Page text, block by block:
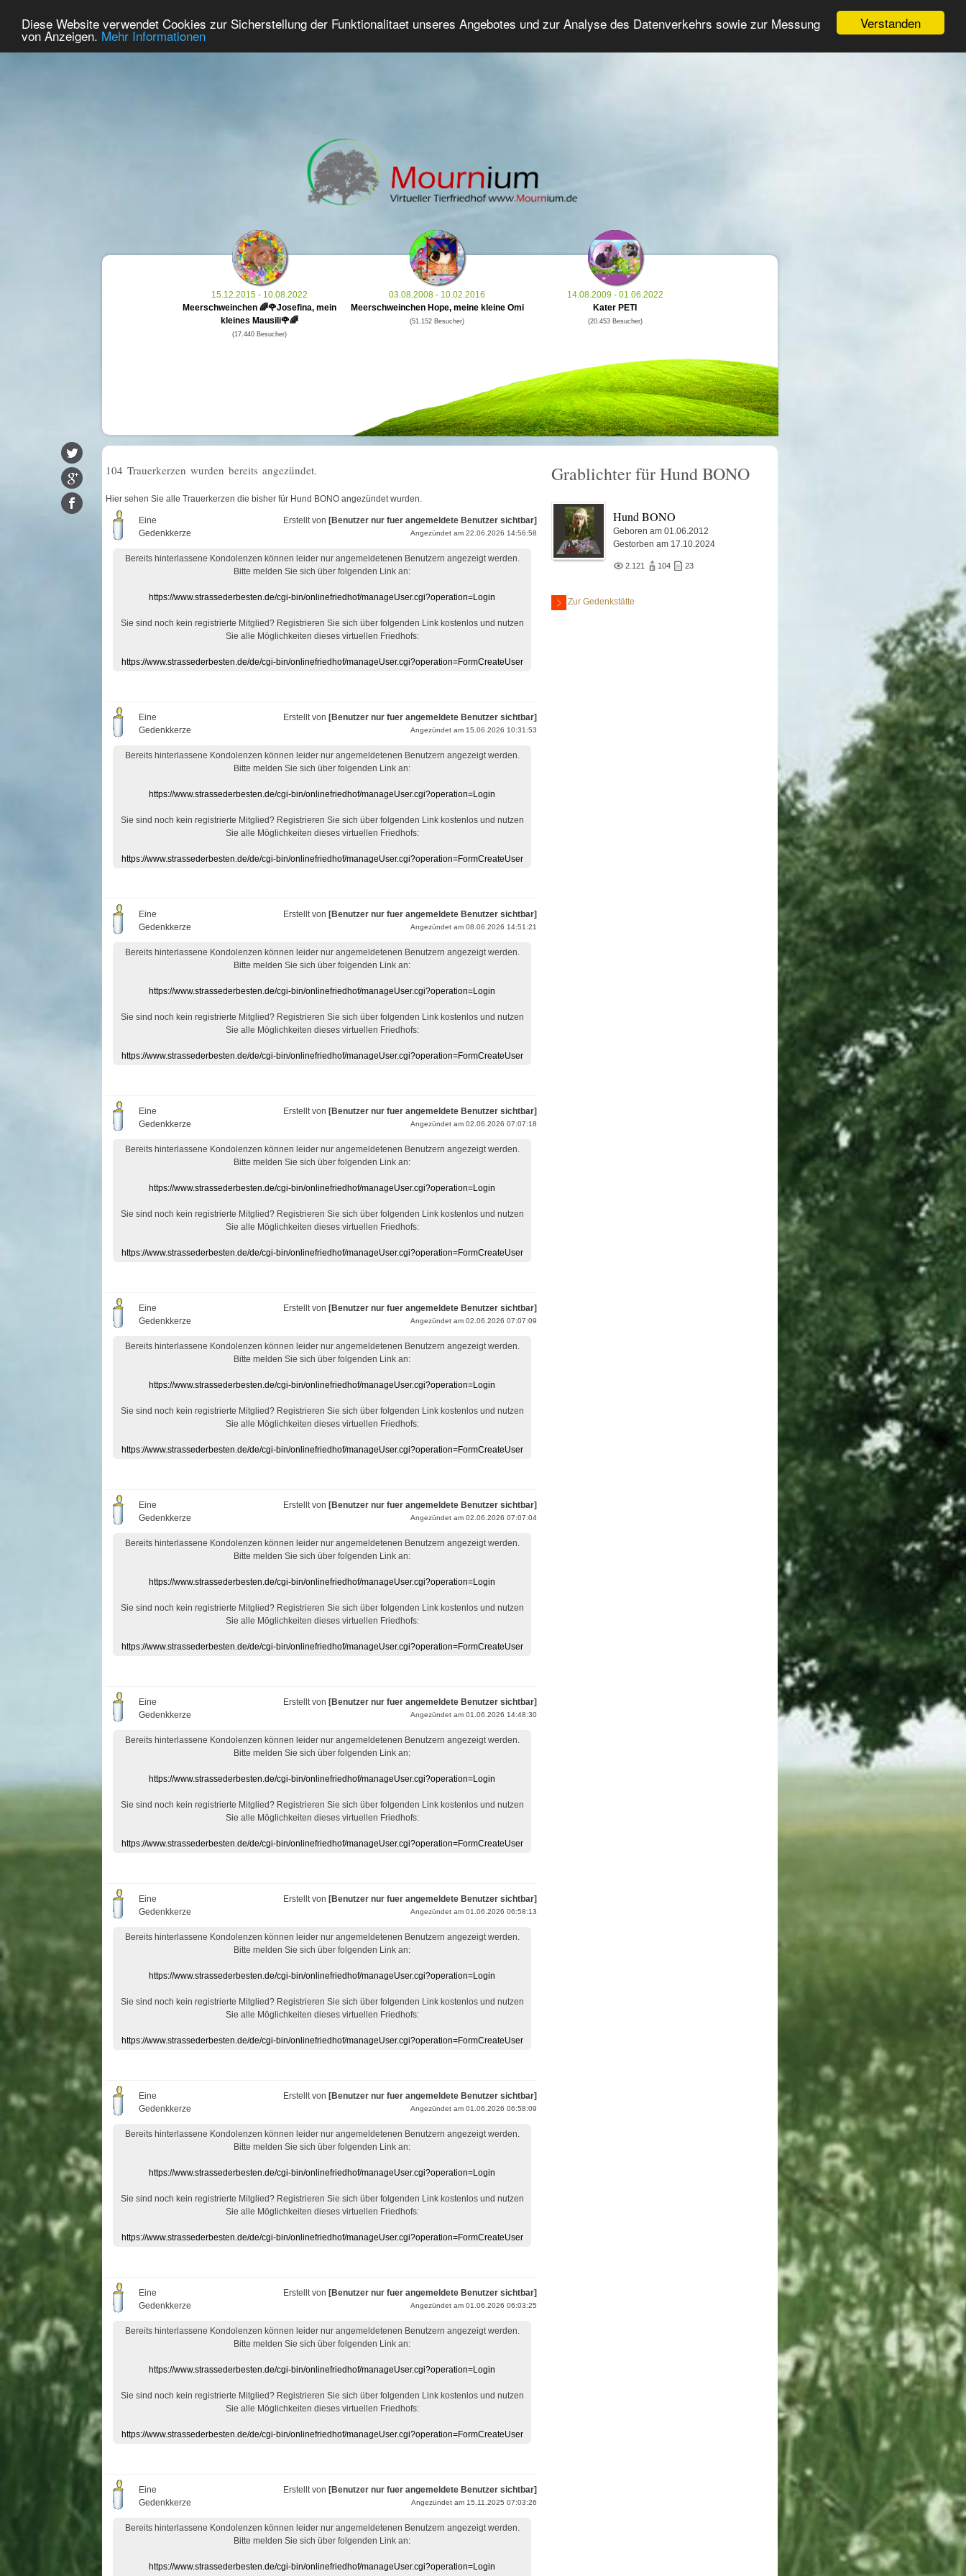
Verstanden
Diese Website verwendet Cookies zur Sicherstellung der Funktionalitaet unseres Angebotes und zur Analyse des Datenverkehrs sowie zur Messung
von Anzeigen. Mehr Informationen
Home Premium Gedenken Tierforum Erweiterte Suche Anmelden
15.12.2015 - 10.08.2022
Meerschweinchen 🌈🌹Josefina, mein
kleines Mausili🌹🌈
(17.440 Besucher)
03.08.2008 - 10.02.2016
Meerschweinchen Hope, meine kleine Omi
(51.152 Besucher)
14.08.2009 - 01.06.2022
Kater PETI
(20.453 Besucher)
104 Trauerkerzen wurden bereits angezündet.
Hier sehen Sie alle Trauerkerzen die bisher für Hund BONO angezündet wurden.
Eine
Gedenkkerze
Erstellt von [Benutzer nur fuer angemeldete Benutzer sichtbar]
Angezündet am 22.06.2026 14:56:58
Bereits hinterlassene Kondolenzen können leider nur angemeldetenen Benutzern angezeigt werden.
Bitte melden Sie sich über folgenden Link an:
https://www.strassederbesten.de/cgi-bin/onlinefriedhof/manageUser.cgi?operation=Login
Sie sind noch kein registrierte Mitglied? Registrieren Sie sich über folgenden Link kostenlos und nutzen
Sie alle Möglichkeiten dieses virtuellen Friedhofs:
https://www.strassederbesten.de/de/cgi-bin/onlinefriedhof/manageUser.cgi?operation=FormCreateUser
Eine
Gedenkkerze
Erstellt von [Benutzer nur fuer angemeldete Benutzer sichtbar]
Angezündet am 15.06.2026 10:31:53
Bereits hinterlassene Kondolenzen können leider nur angemeldetenen Benutzern angezeigt werden.
Bitte melden Sie sich über folgenden Link an:
https://www.strassederbesten.de/cgi-bin/onlinefriedhof/manageUser.cgi?operation=Login
Sie sind noch kein registrierte Mitglied? Registrieren Sie sich über folgenden Link kostenlos und nutzen
Sie alle Möglichkeiten dieses virtuellen Friedhofs:
https://www.strassederbesten.de/de/cgi-bin/onlinefriedhof/manageUser.cgi?operation=FormCreateUser
Eine
Gedenkkerze
Erstellt von [Benutzer nur fuer angemeldete Benutzer sichtbar]
Angezündet am 08.06.2026 14:51:21
Bereits hinterlassene Kondolenzen können leider nur angemeldetenen Benutzern angezeigt werden.
Bitte melden Sie sich über folgenden Link an:
https://www.strassederbesten.de/cgi-bin/onlinefriedhof/manageUser.cgi?operation=Login
Sie sind noch kein registrierte Mitglied? Registrieren Sie sich über folgenden Link kostenlos und nutzen
Sie alle Möglichkeiten dieses virtuellen Friedhofs:
https://www.strassederbesten.de/de/cgi-bin/onlinefriedhof/manageUser.cgi?operation=FormCreateUser
Eine
Gedenkkerze
Erstellt von [Benutzer nur fuer angemeldete Benutzer sichtbar]
Angezündet am 02.06.2026 07:07:18
Bereits hinterlassene Kondolenzen können leider nur angemeldetenen Benutzern angezeigt werden.
Bitte melden Sie sich über folgenden Link an:
https://www.strassederbesten.de/cgi-bin/onlinefriedhof/manageUser.cgi?operation=Login
Sie sind noch kein registrierte Mitglied? Registrieren Sie sich über folgenden Link kostenlos und nutzen
Sie alle Möglichkeiten dieses virtuellen Friedhofs:
https://www.strassederbesten.de/de/cgi-bin/onlinefriedhof/manageUser.cgi?operation=FormCreateUser
Eine
Gedenkkerze
Erstellt von [Benutzer nur fuer angemeldete Benutzer sichtbar]
Angezündet am 02.06.2026 07:07:09
Bereits hinterlassene Kondolenzen können leider nur angemeldetenen Benutzern angezeigt werden.
Bitte melden Sie sich über folgenden Link an:
https://www.strassederbesten.de/cgi-bin/onlinefriedhof/manageUser.cgi?operation=Login
Sie sind noch kein registrierte Mitglied? Registrieren Sie sich über folgenden Link kostenlos und nutzen
Sie alle Möglichkeiten dieses virtuellen Friedhofs:
https://www.strassederbesten.de/de/cgi-bin/onlinefriedhof/manageUser.cgi?operation=FormCreateUser
Eine
Gedenkkerze
Erstellt von [Benutzer nur fuer angemeldete Benutzer sichtbar]
Angezündet am 02.06.2026 07:07:04
Bereits hinterlassene Kondolenzen können leider nur angemeldetenen Benutzern angezeigt werden.
Bitte melden Sie sich über folgenden Link an:
https://www.strassederbesten.de/cgi-bin/onlinefriedhof/manageUser.cgi?operation=Login
Sie sind noch kein registrierte Mitglied? Registrieren Sie sich über folgenden Link kostenlos und nutzen
Sie alle Möglichkeiten dieses virtuellen Friedhofs:
https://www.strassederbesten.de/de/cgi-bin/onlinefriedhof/manageUser.cgi?operation=FormCreateUser
Eine
Gedenkkerze
Erstellt von [Benutzer nur fuer angemeldete Benutzer sichtbar]
Angezündet am 01.06.2026 14:48:30
Bereits hinterlassene Kondolenzen können leider nur angemeldetenen Benutzern angezeigt werden.
Bitte melden Sie sich über folgenden Link an:
https://www.strassederbesten.de/cgi-bin/onlinefriedhof/manageUser.cgi?operation=Login
Sie sind noch kein registrierte Mitglied? Registrieren Sie sich über folgenden Link kostenlos und nutzen
Sie alle Möglichkeiten dieses virtuellen Friedhofs:
https://www.strassederbesten.de/de/cgi-bin/onlinefriedhof/manageUser.cgi?operation=FormCreateUser
Eine
Gedenkkerze
Erstellt von [Benutzer nur fuer angemeldete Benutzer sichtbar]
Angezündet am 01.06.2026 06:58:13
Bereits hinterlassene Kondolenzen können leider nur angemeldetenen Benutzern angezeigt werden.
Bitte melden Sie sich über folgenden Link an:
https://www.strassederbesten.de/cgi-bin/onlinefriedhof/manageUser.cgi?operation=Login
Sie sind noch kein registrierte Mitglied? Registrieren Sie sich über folgenden Link kostenlos und nutzen
Sie alle Möglichkeiten dieses virtuellen Friedhofs:
https://www.strassederbesten.de/de/cgi-bin/onlinefriedhof/manageUser.cgi?operation=FormCreateUser
Eine
Gedenkkerze
Erstellt von [Benutzer nur fuer angemeldete Benutzer sichtbar]
Angezündet am 01.06.2026 06:58:09
Bereits hinterlassene Kondolenzen können leider nur angemeldetenen Benutzern angezeigt werden.
Bitte melden Sie sich über folgenden Link an:
https://www.strassederbesten.de/cgi-bin/onlinefriedhof/manageUser.cgi?operation=Login
Sie sind noch kein registrierte Mitglied? Registrieren Sie sich über folgenden Link kostenlos und nutzen
Sie alle Möglichkeiten dieses virtuellen Friedhofs:
https://www.strassederbesten.de/de/cgi-bin/onlinefriedhof/manageUser.cgi?operation=FormCreateUser
Eine
Gedenkkerze
Erstellt von [Benutzer nur fuer angemeldete Benutzer sichtbar]
Angezündet am 01.06.2026 06:03:25
Bereits hinterlassene Kondolenzen können leider nur angemeldetenen Benutzern angezeigt werden.
Bitte melden Sie sich über folgenden Link an:
https://www.strassederbesten.de/cgi-bin/onlinefriedhof/manageUser.cgi?operation=Login
Sie sind noch kein registrierte Mitglied? Registrieren Sie sich über folgenden Link kostenlos und nutzen
Sie alle Möglichkeiten dieses virtuellen Friedhofs:
https://www.strassederbesten.de/de/cgi-bin/onlinefriedhof/manageUser.cgi?operation=FormCreateUser
Eine
Gedenkkerze
Erstellt von [Benutzer nur fuer angemeldete Benutzer sichtbar]
Angezündet am 15.11.2025 07:03:26
Bereits hinterlassene Kondolenzen können leider nur angemeldetenen Benutzern angezeigt werden.
Bitte melden Sie sich über folgenden Link an:
https://www.strassederbesten.de/cgi-bin/onlinefriedhof/manageUser.cgi?operation=Login
Grablichter für Hund BONO
Hund BONO
Geboren am 01.06.2012
Gestorben am 17.10.2024
2.121 104 23
Zur Gedenkstätte